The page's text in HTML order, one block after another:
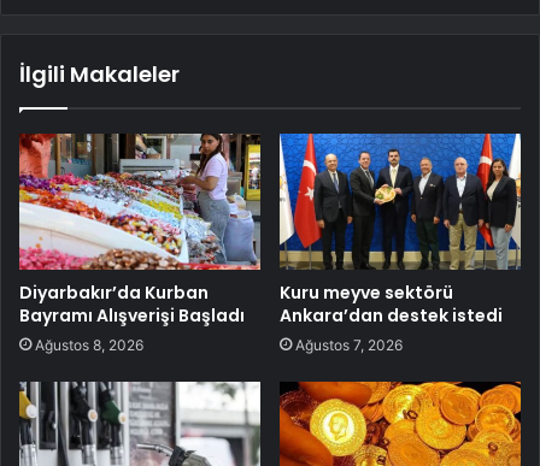
İlgili Makaleler
Diyarbakır’da Kurban
Bayramı Alışverişi Başladı
Ağustos 8, 2026
Kuru meyve sektörü
Ankara’dan destek istedi
Ağustos 7, 2026